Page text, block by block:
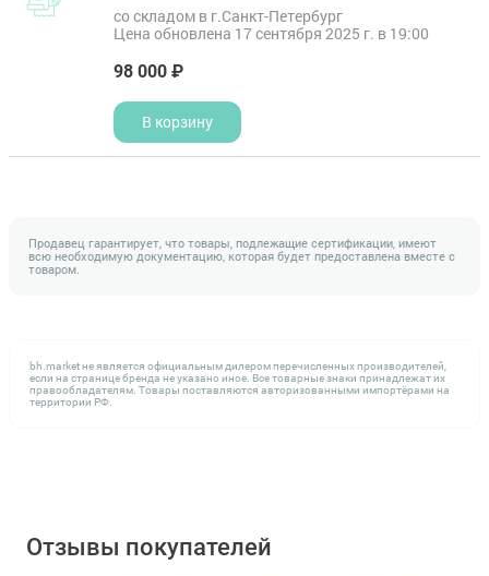
со складом в г.Санкт-Петербург
Цена обновлена 17 сентября 2025 г. в 19:00
98 000 ₽
В корзину
Продавец гарантирует, что товары, подлежащие сертификации, имеют
всю необходимую документацию, которая будет предоставлена вместе с
товаром.
bh.market не является официальным дилером перечисленных производителей,
если на странице бренда не указано иное. Все товарные знаки принадлежат их
правообладателям. Товары поставляются авторизованными импортёрами на
территории РФ.
Отзывы покупателей